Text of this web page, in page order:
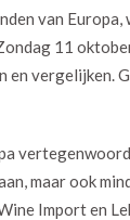
van
11
en
maar ook
Import en